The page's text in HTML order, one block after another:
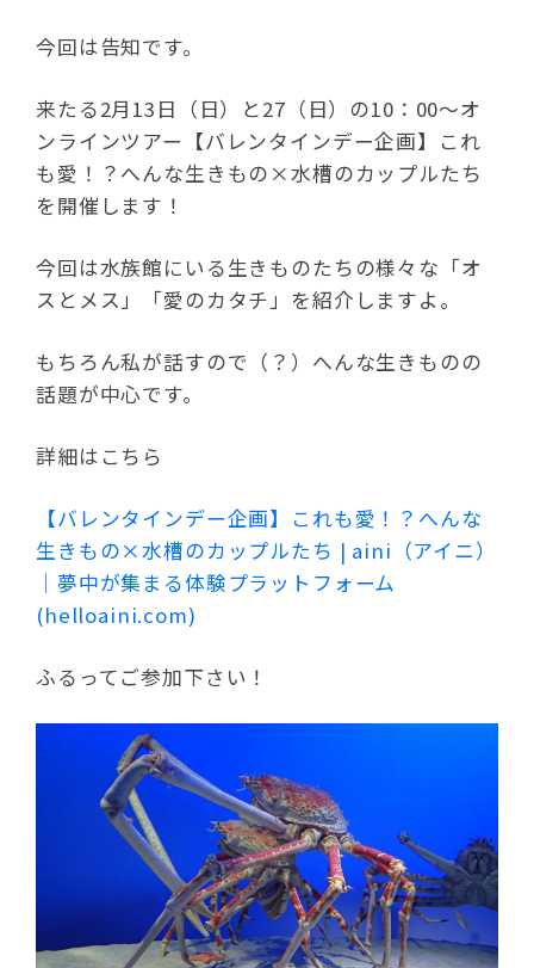
今回は告知です。
来たる2月13日（日）と27（日）の10：00～オ
ンラインツアー【バレンタインデー企画】これ
も愛！？へんな生きもの×水槽のカップルたち
を開催します！
今回は水族館にいる生きものたちの様々な「オ
スとメス」「愛のカタチ」を紹介しますよ。
もちろん私が話すので（？）へんな生きものの
話題が中心です。
詳細はこちら
【バレンタインデー企画】これも愛！？へんな
生きもの×水槽のカップルたち | aini（アイニ）
｜夢中が集まる体験プラットフォーム
(helloaini.com)
ふるってご参加下さい！